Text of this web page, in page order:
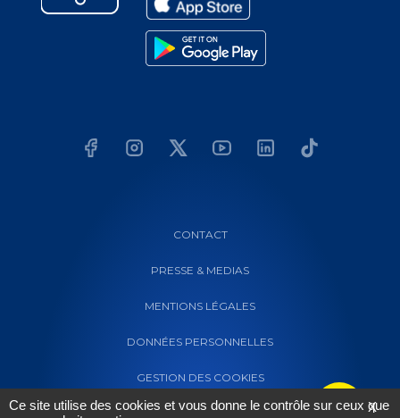
CONTACT
PRESSE & MEDIAS
MENTIONS LÉGALES
DONNÉES PERSONNELLES
GESTION DES COOKIES
X
Ce site utilise des cookies et vous donne le contrôle sur ceux que